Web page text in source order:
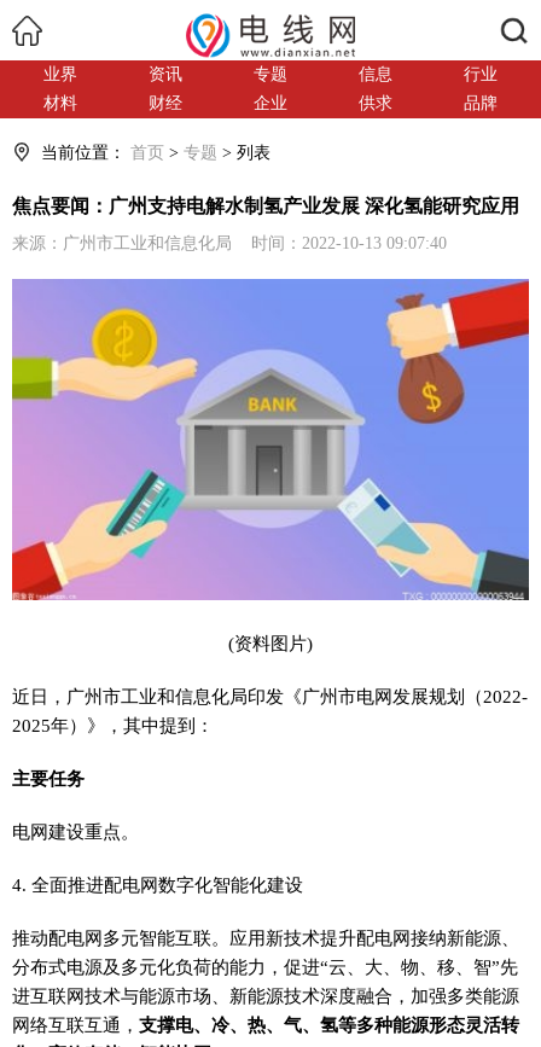
业界 资讯 专题 信息
行业
材料
财经 企业 供求 品牌
当前位置： 首页 > 专题 > 列表
焦点要闻：广州支持电解水制氢产业发展 深化氢能研究应用
来源：广州市工业和信息化局 时间：2022-10-13 09:07:40
(资料图片)
近日，广州市工业和信息化局印发《广州市电网发展规划（2022-
2025年）》，其中提到：
主要任务
电网建设重点。
4. 全面推进配电网数字化智能化建设
推动配电网多元智能互联。应用新技术提升配电网接纳新能源、
分布式电源及多元化负荷的能力，促进“云、大、物、移、智”先
进互联网技术与能源市场、新能源技术深度融合，加强多类能源
网络互联互通， 支撑电、冷、热、气、氢等多种能源形态灵活转